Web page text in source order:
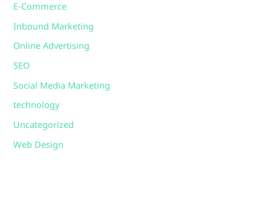
E-Commerce
Inbound Marketing
Online Advertising
SEO
Social Media Marketing
technology
Uncategorized
Web Design